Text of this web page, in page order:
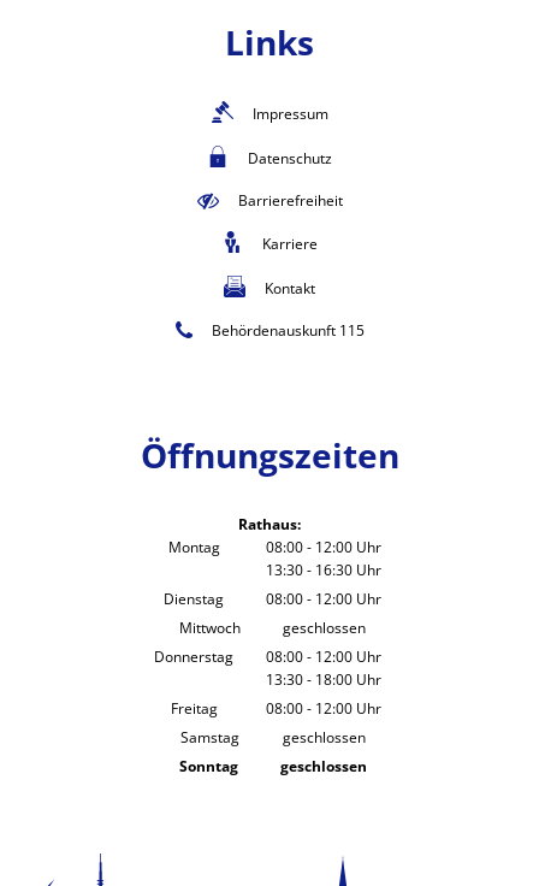
Links
Impressum
Datenschutz
Barrierefreiheit
Karriere
Kontakt
Behördenauskunft 115
Öffnungszeiten
Rathaus:
Montag
08:00- 12:00 Uhr
Von 08:00 bis 12:00 Uhr
13:30- 16:30 Uhr
Von 13:30 bis 16:30 Uhr
Dienstag 08:00- 12:00 Uhr
Von 08:00 bis 12:00 Uhr
Mittwoch
geschlossen
Donnerstag
08:00- 12:00 Uhr
Von 08:00 bis 12:00 Uhr
13:30- 18:00 Uhr
Von 13:30 bis 18:00 Uhr
Freitag 08:00- 12:00 Uhr
Von 08:00 bis 12:00 Uhr
Samstag
geschlossen
Sonntag
geschlossen